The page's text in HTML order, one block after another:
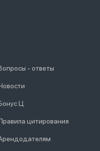
- ответы
Ц
цитирования